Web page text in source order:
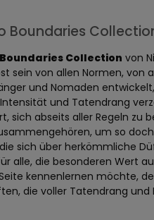
Boundaries
Collection von
sein von allen Normen, von
und Nomaden
und Tatendrang
sich abseits aller Regeln zu
um so
sich über herkömmliche
alle, die besonderen Wert
kennenlernen möchte,
die voller Tatendrang und